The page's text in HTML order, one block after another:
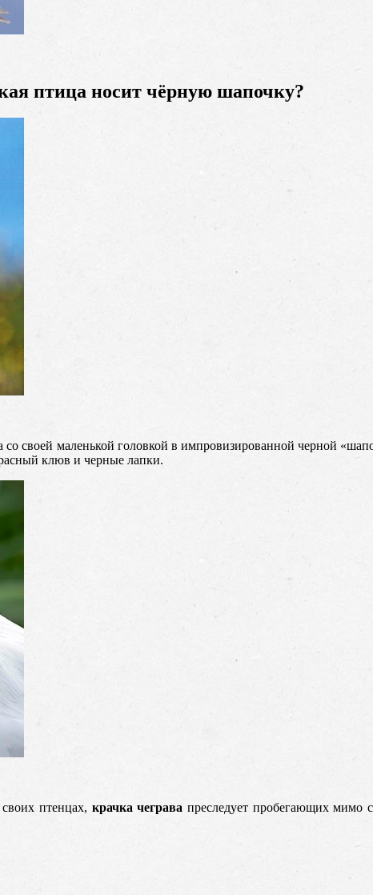
птица носит чёрную шапочку?
со своей маленькой головкой в импровизированной черной
клюв и черные лапки.
птенцах, крачка чеграва преследует пробегающих мимо